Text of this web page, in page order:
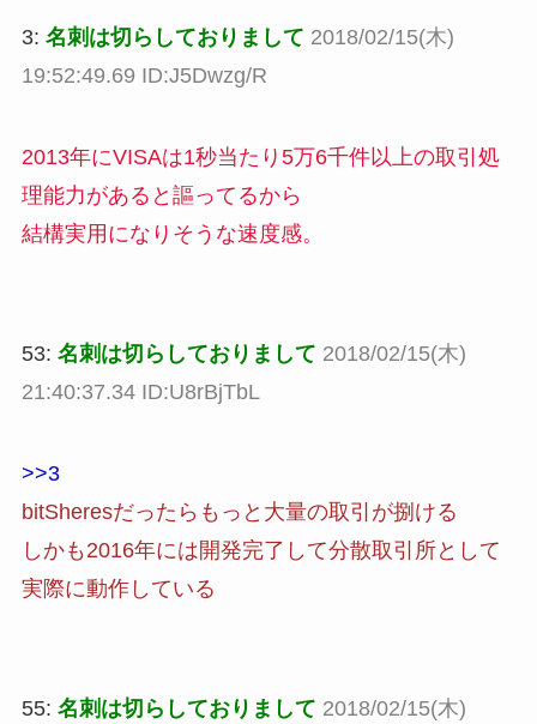
3: 名刺は切らしておりまして 2018/02/15(木)
19:52:49.69 ID:J5Dwzg/R
2013年にVISAは1秒当たり5万6千件以上の取引処
理能力があると謳ってるから
結構実用になりそうな速度感。
53: 名刺は切らしておりまして 2018/02/15(木)
21:40:37.34 ID:U8rBjTbL
>>3
bitSheresだったらもっと大量の取引が捌ける
しかも2016年には開発完了して分散取引所として
実際に動作している
55: 名刺は切らしておりまして 2018/02/15(木)